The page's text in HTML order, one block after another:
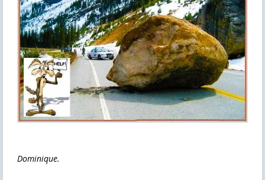
Dominique.